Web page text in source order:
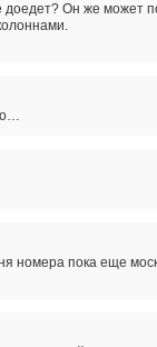
доедет? Он же может
номера пока еще